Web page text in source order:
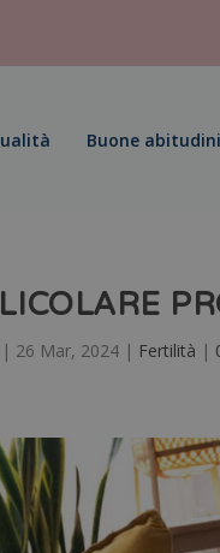
Buone abitudini
| 26 Mar, 2024 | Fertilità |